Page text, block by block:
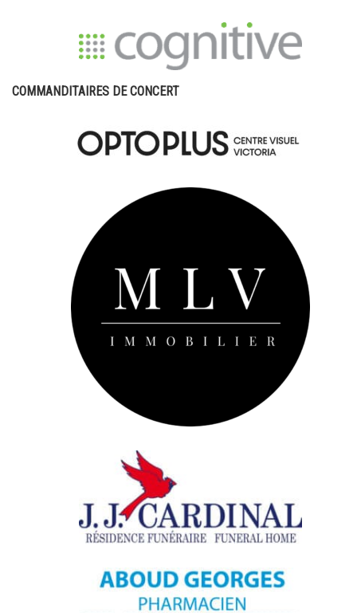
COMMANDITAIRES DE CONCERT